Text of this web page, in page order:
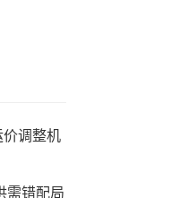
调整机
需错配局